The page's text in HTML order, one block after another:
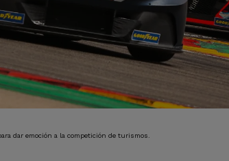
dar emoción a la competición de turismos.